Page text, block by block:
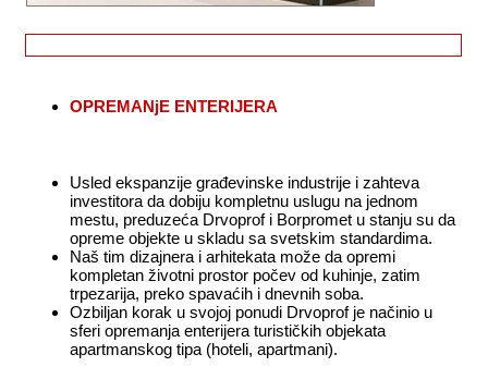
OPREMANjE ENTERIJERA
Usled ekspanzije građevinske industrije i zahteva
investitora da dobiju kompletnu uslugu na jednom
mestu, preduzeća Drvoprof i Borpromet u stanju su da
opreme objekte u skladu sa svetskim standardima.
Naš tim dizajnera i arhitekata može da opremi
kompletan životni prostor počev od kuhinje, zatim
trpezarija, preko spavaćih i dnevnih soba.
Ozbiljan korak u svojoj ponudi Drvoprof je načinio u
sferi opremanja enterijera turističkih objekata
apartmanskog tipa (hoteli, apartmani).